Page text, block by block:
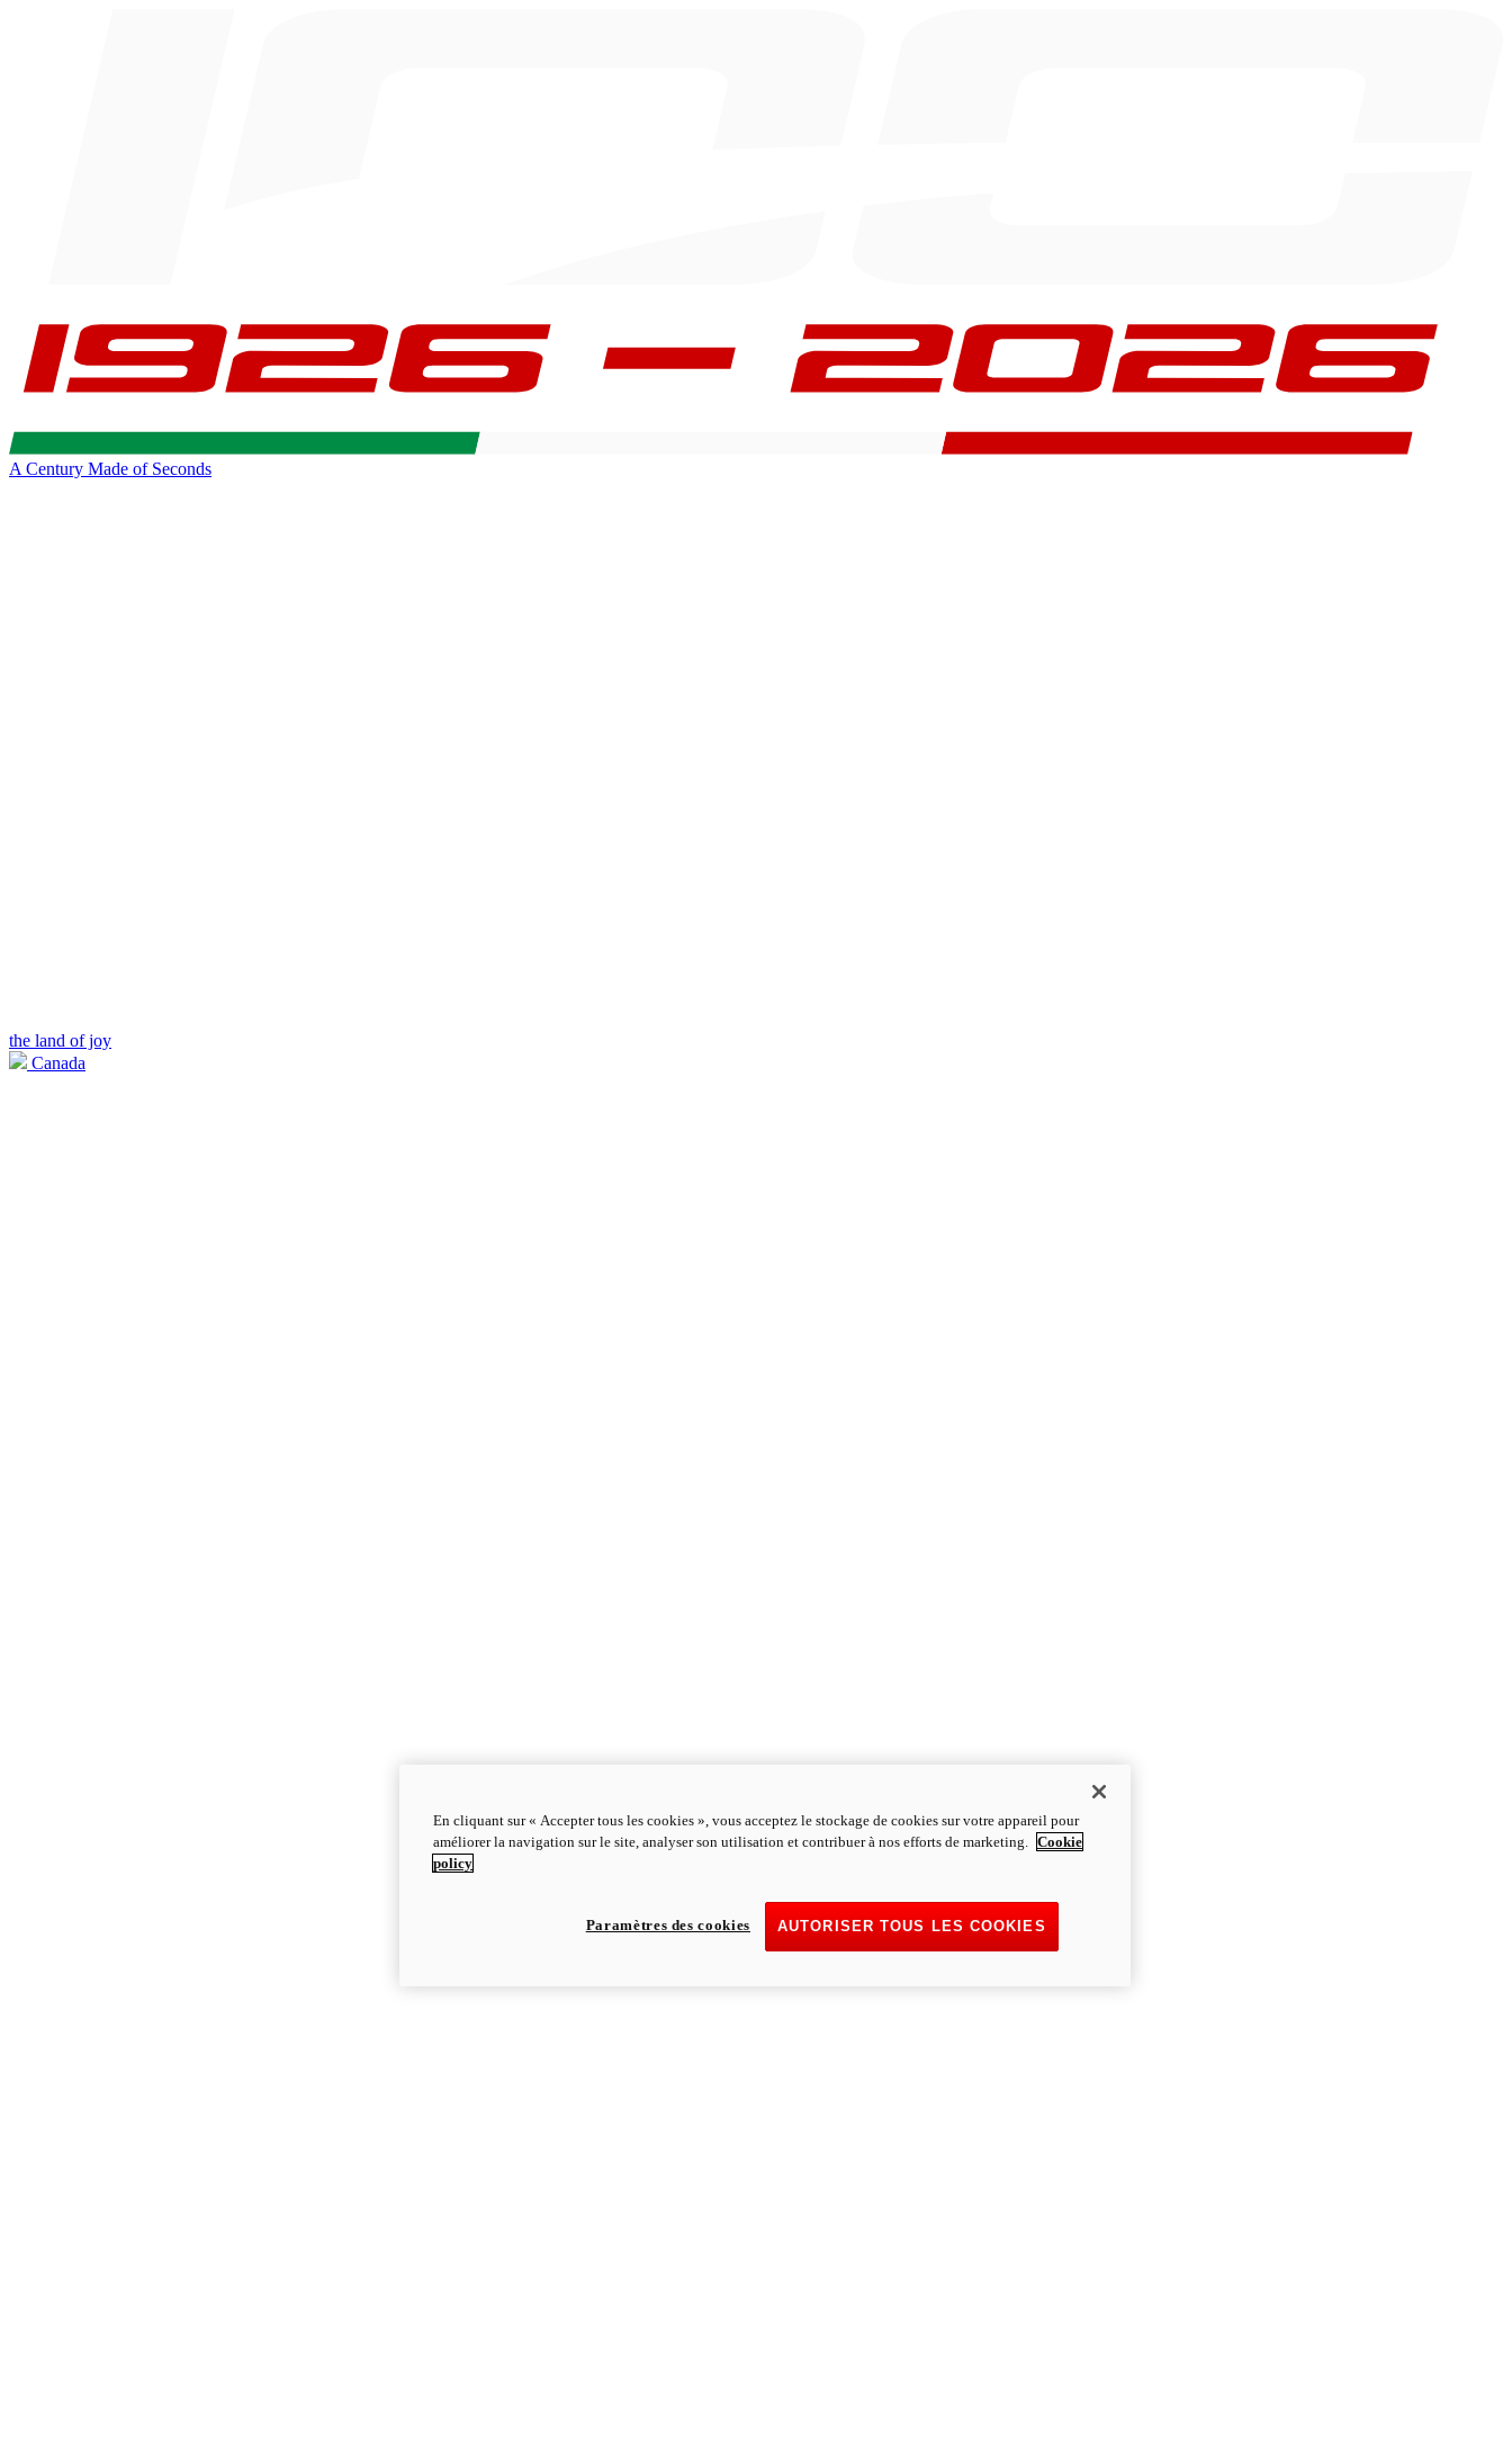
A Century Made of Seconds
the land of joy
Canada
En cliquant sur « Accepter tous les cookies », vous acceptez le stockage de cookies sur votre appareil pour
améliorer la navigation sur le site, analyser son utilisation et contribuer à nos efforts de marketing. Cookie
policy
AUTORISER TOUS LES COOKIES
Paramètres des cookies